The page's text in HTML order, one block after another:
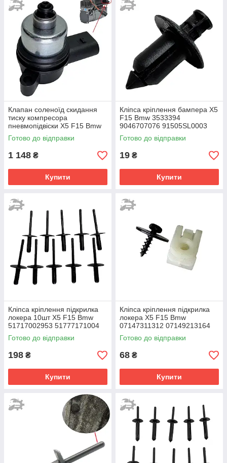
Клапан соленоїд скидання
тиску компресора
пневмопідвіски X5 F15 Bmw
37206784137 37206864215
37206794465
Готово до відправки
1 148 ₴
Купити
Кліпса кріплення бампера X5
F15 Bmw 3533394
9046707076 91505SL0003
Готово до відправки
19 ₴
Купити
Кліпса кріплення підкрилка
локера 10шт X5 F15 Bmw
51717002953 51777171004
Готово до відправки
198 ₴
Купити
Кліпса кріплення підкрилка
локера X5 F15 Bmw
07147311312 07149213164
Готово до відправки
68 ₴
Купити